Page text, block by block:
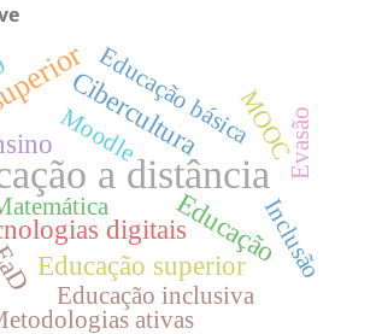
a distância
Educação
Cibercultura
digitais
Educação superior
Educação básica
Inclusão
Educação inclusiva
ativas
MOOCEvasão
Moodle